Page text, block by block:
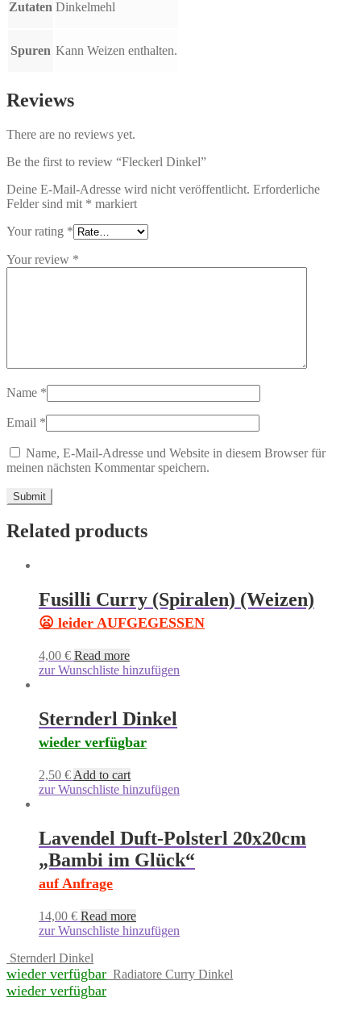
Zutaten Dinkelmehl
Spuren Kann Weizen enthalten.
Reviews
There are no reviews yet.
Be the first to review “Fleckerl Dinkel”
Deine E-Mail-Adresse wird nicht veröffentlicht. Erforderliche
Felder sind mit * markiert
Your rating *
Your review *
Name *
Email *
Name, E-Mail-Adresse und Website in diesem Browser für
meinen nächsten Kommentar speichern.
Related products
Fusilli Curry (Spiralen) (Weizen)
😦 leider AUFGEGESSEN
4,00 € Read more
zur Wunschliste hinzufügen
Sternderl Dinkel
wieder verfügbar
2,50 € Add to cart
zur Wunschliste hinzufügen
Lavendel Duft-Polsterl 20x20cm
„Bambi im Glück“
auf Anfrage
14,00 € Read more
zur Wunschliste hinzufügen
Sternderl Dinkel
wieder verfügbar Radiatore Curry Dinkel
wieder verfügbar